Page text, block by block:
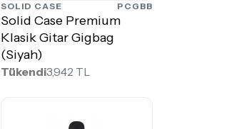
SOLID CASE PCGBB
Solid Case Premium
Klasik Gitar Gigbag
(Siyah)
Tükendi3,942 TL